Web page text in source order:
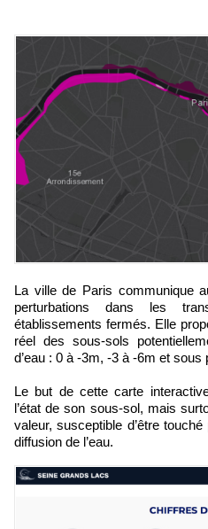
La ville de Paris communique aussi sur le sujet, relayant les
perturbations dans les
établissements fermés. Elle
réel des sous-sols
d’eau : 0 à -3m, -3 à -6m et sous
Le but de cette carte
l’état de son sous-sol, mais
valeur, susceptible d’être
diffusion de l’eau.